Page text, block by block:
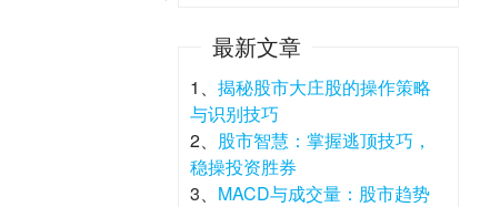
最新文章
1、 揭秘股市大庄股的操作策略
与识别技巧
2、 股市智慧：掌握逃顶技巧，
稳操投资胜券
3、 MACD与成交量：股市趋势